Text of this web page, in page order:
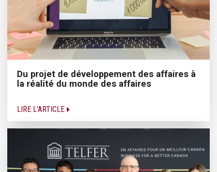
Du projet de développement des affaires à
la réalité du monde des affaires
LIRE L'ARTICLE